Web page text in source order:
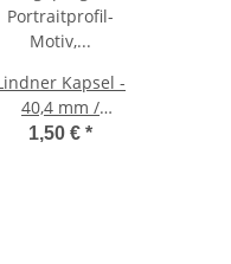
Kapsel -
40,4 mm /
Innenhöhe: 6,6
1,50 € *